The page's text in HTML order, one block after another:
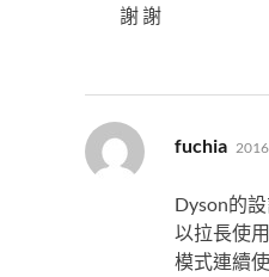
謝 謝
fuchia 表
示:
Dyson的
以拉長使
模式連續